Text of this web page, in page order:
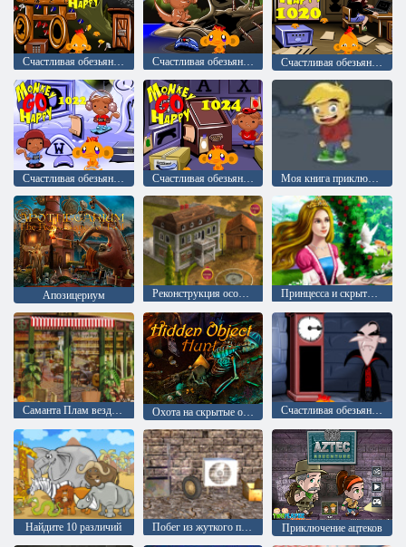
Счастливая обезьянка: уровень 1016 Счастливая обезьянка: уровень 1018 Счастливая обезьянка: уровень 1020
Счастливая обезьянка: уровень 1022 Счастливая обезьянка: уровень 1024 Моя книга приключений 2
Апозицериум Реконструкция особняка Принцесса и скрытые объекты
Саманта Плам вездесущий повар 2 Охота на скрытые объекты: Часть 2 Счастливая обезьянка Часть 2
Найдите 10 различий Побег из жуткого подвала: эпизод 1 Приключение ацтеков